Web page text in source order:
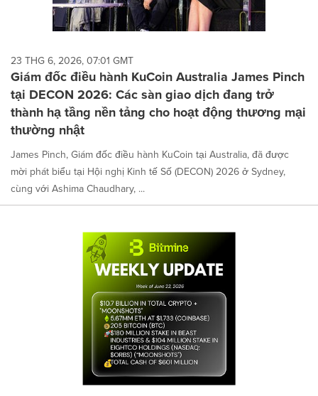
23 THG 6, 2026, 07:01 GMT
Giám đốc điều hành KuCoin Australia James Pinch
tại DECON 2026: Các sàn giao dịch đang trở
thành hạ tầng nền tảng cho hoạt động thương mại
thường nhật
James Pinch, Giám đốc điều hành KuCoin tại Australia, đã được
mời phát biểu tại Hội nghị Kinh tế Số (DECON) 2026 ở Sydney,
cùng với Ashima Chaudhary, ...